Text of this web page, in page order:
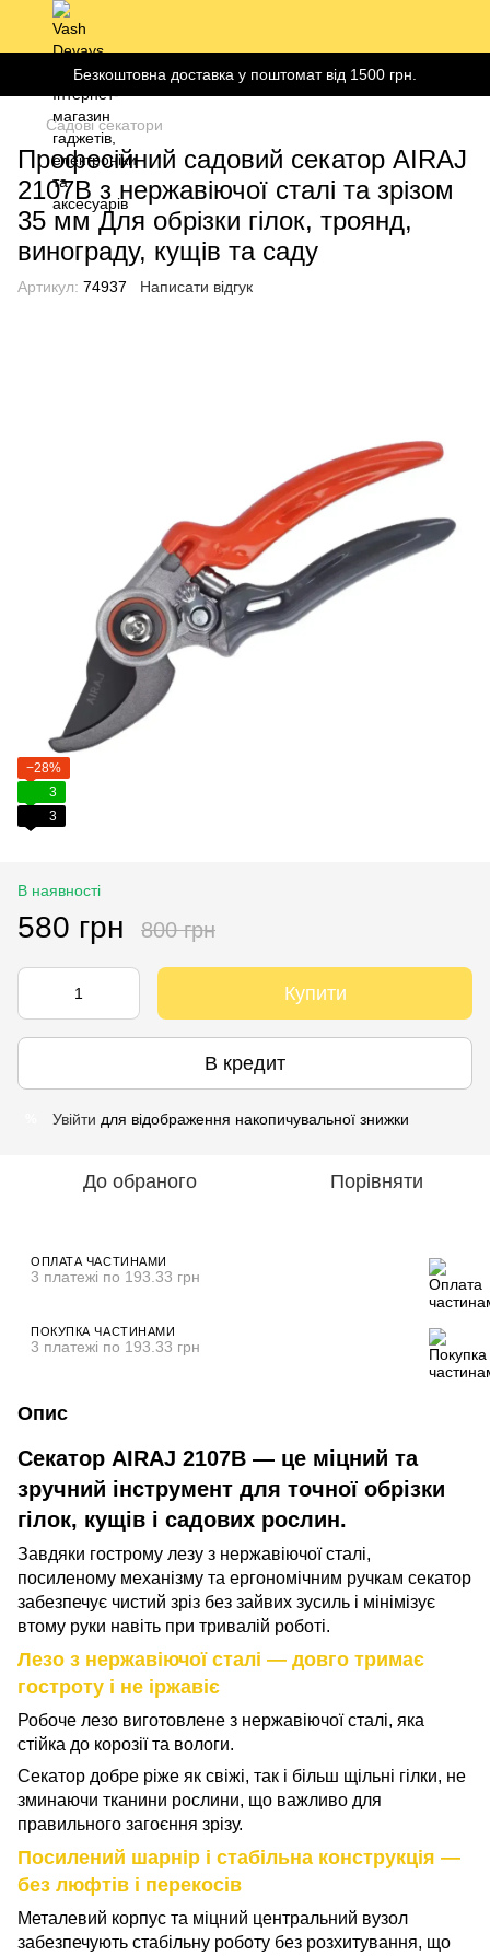
Безкоштовна доставка у поштомат від 1500 грн.
Садові секатори
Професійний садовий секатор AIRAJ
2107B з нержавіючої сталі та зрізом
35 мм Для обрізки гілок, троянд,
винограду, кущів та саду
Артикул: 74937 Написати відгук
−28%
3
3
В наявності
580 грн 800 грн
Купити
В кредит
Увійти для відображення накопичувальної знижки
До обраного Порівняти
ОПЛАТА ЧАСТИНАМИ
3 платежі по 193.33 грн
ПОКУПКА ЧАСТИНАМИ
3 платежі по 193.33 грн
Опис
Секатор AIRAJ 2107B — це міцний та
зручний інструмент для точної обрізки
гілок, кущів і садових рослин.
Завдяки гострому лезу з нержавіючої сталі,
посиленому механізму та ергономічним ручкам секатор
забезпечує чистий зріз без зайвих зусиль і мінімізує
втому руки навіть при тривалій роботі.
Лезо з нержавіючої сталі — довго тримає
гостроту і не іржавіє
Робоче лезо виготовлене з нержавіючої сталі, яка
стійка до корозії та вологи.
Секатор добре ріже як свіжі, так і більш щільні гілки, не
зминаючи тканини рослини, що важливо для
правильного загоєння зрізу.
Посилений шарнір і стабільна конструкція —
без люфтів і перекосів
Металевий корпус та міцний центральний вузол
забезпечують стабільну роботу без розхитування, що